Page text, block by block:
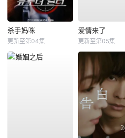
杀手妈咪
更新至第04集
爱情来了
更新至第05集